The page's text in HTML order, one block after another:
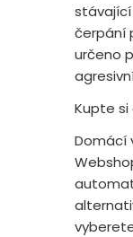
stávající
čerpání
určeno
Kupte si
Domácí